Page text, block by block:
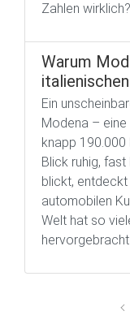
Zahlen
Warum
Ein
Modena – eine
knapp 190.000
Blick ruhig,
blickt, entdeckt
automobilen
Welt hat so